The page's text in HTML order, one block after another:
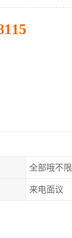
全部哦不限
来电面议